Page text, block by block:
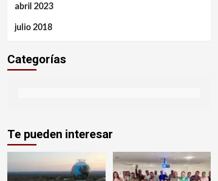
abril 2023
julio 2018
Categorías
Te pueden interesar